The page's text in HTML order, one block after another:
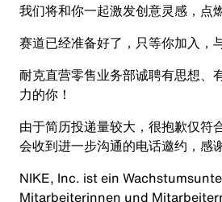
我们将和你一起激发创意灵感，点
赛道已经准备好了，只等你加入，
耐克直营零售业务部诚聘有思想、
力的你！
由于简历投递量较大，很抱歉仅符
会收到进一步沟通的电话邀约，感
NIKE, Inc. ist ein
Mitarbeiterinnen und